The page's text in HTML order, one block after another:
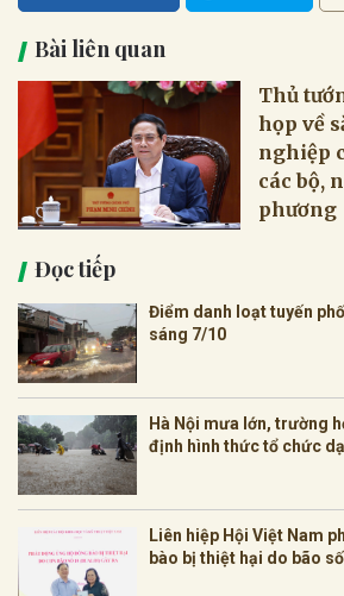
Bài liên quan
Thủ
họp về
nghiệp
các bộ,
phương
Đọc tiếp
Điểm danh loạt tuyến
sáng 7/10
Hà Nội mưa lớn, trường
định hình thức tổ chức
Liên hiệp Hội Việt Nam
bào bị thiệt hại do bão